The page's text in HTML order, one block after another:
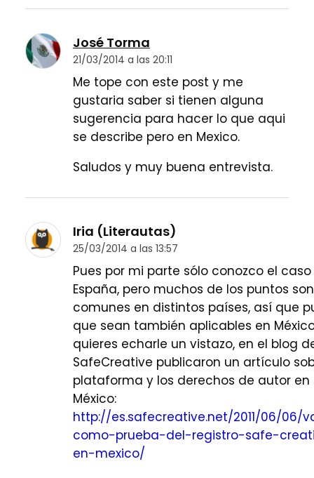
José Torma
21/03/2014 a las 20:11
Me tope con este post y me
gustaria saber si tienen alguna
sugerencia para hacer lo que aqui
se describe pero en Mexico.
Saludos y muy buena entrevista.
Iria (Literautas)
25/03/2014 a las 13:57
Pues por mi parte sólo conozco el
España, pero muchos de los puntos son
comunes en distintos países, así que
que sean también aplicables en
quieres echarle un vistazo, en el blog
SafeCreative publicaron un artículo
plataforma y los derechos de autor en
México:
http://es.safecreative.net/2011/06/06/
como-prueba-del-registro-safe-
en-mexico/